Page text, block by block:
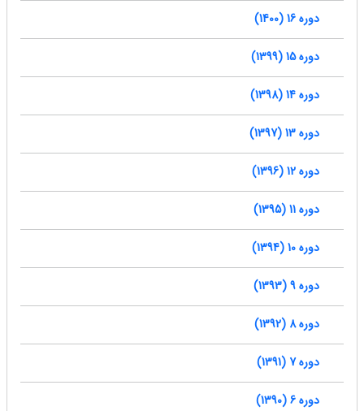
دوره 16 (1400)
دوره 15 (1399)
دوره 14 (1398)
دوره 13 (1397)
دوره 12 (1396)
دوره 11 (1395)
دوره 10 (1394)
دوره 9 (1393)
دوره 8 (1392)
دوره 7 (1391)
دوره 6 (1390)